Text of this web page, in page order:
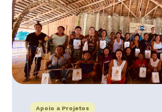
Apoio a Projetos